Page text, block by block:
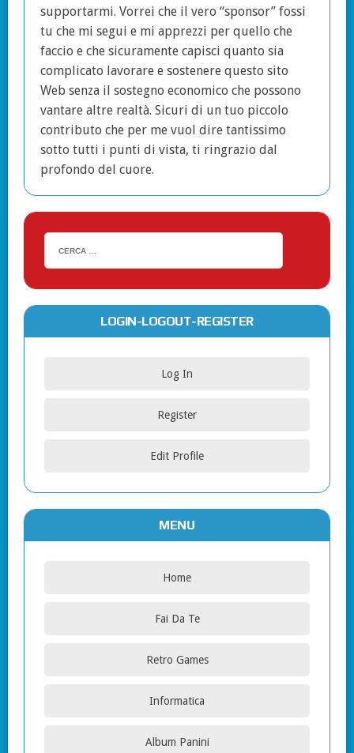
supportarmi. Vorrei che il vero “sponsor” fossi
tu che mi segui e mi apprezzi per quello che
faccio e che sicuramente capisci quanto sia
complicato lavorare e sostenere questo sito
Web senza il sostegno economico che possono
vantare altre realtà. Sicuri di un tuo piccolo
contributo che per me vuol dire tantissimo
sotto tutti i punti di vista, ti ringrazio dal
profondo del cuore.
LOGIN-LOGOUT-REGISTER
Log In
Register
Edit Profile
MENU
Home
Fai Da Te
Retro Games
Informatica
Album Panini